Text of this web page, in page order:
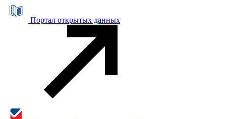
Портал открытых данных